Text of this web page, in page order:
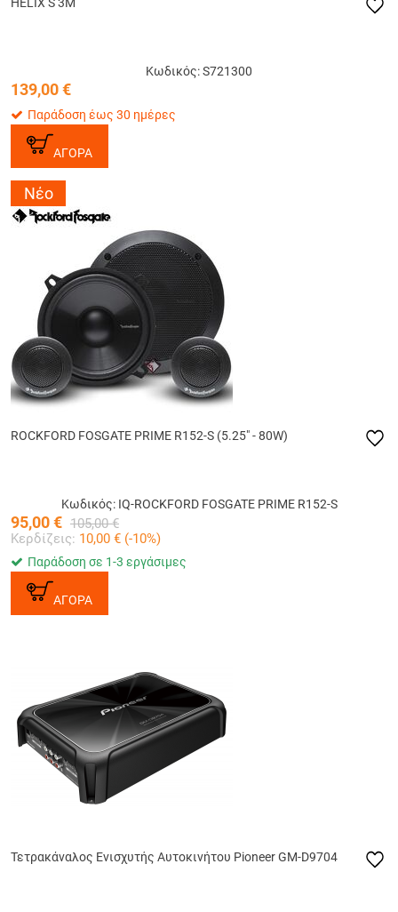
Κωδικός: S721300
139,00€
Παράδοση έως 30 ημέρες
ΑΓΟΡΑ
Νέο
ROCKFORD FOSGATE PRIME R152-S (5.25" - 80W)
Κωδικός: IQ-ROCKFORD FOSGATE PRIME R152-S
95,00€ 105,00 €
Κερδίζεις: 10,00 € (-10%)
Παράδοση σε 1-3 εργάσιμες
ΑΓΟΡΑ
Τετρακάναλος Ενισχυτής Αυτοκινήτου Pioneer GM-D9704